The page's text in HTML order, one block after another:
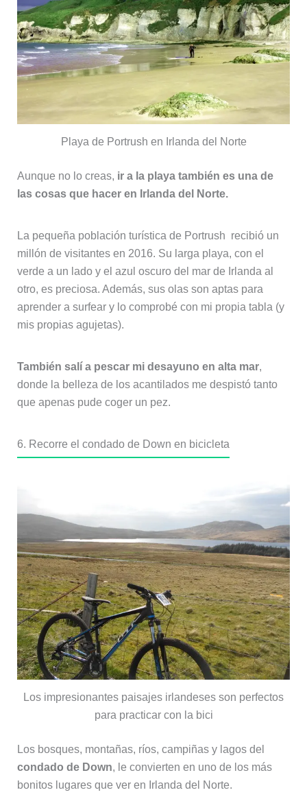
Playa de Portrush en Irlanda del Norte
Aunque no lo creas, ir a la playa también es una de
las cosas que hacer en Irlanda del Norte.
La pequeña población turística de Portrush recibió un
millón de visitantes en 2016. Su larga playa, con el
verde a un lado y el azul oscuro del mar de Irlanda al
otro, es preciosa. Además, sus olas son aptas para
aprender a surfear y lo comprobé con mi propia tabla (y
mis propias agujetas).
También salí a pescar mi desayuno en alta mar,
donde la belleza de los acantilados me despistó tanto
que apenas pude coger un pez.
6. Recorre el condado de Down en bicicleta
Los impresionantes paisajes irlandeses son perfectos
para practicar con la bici
Los bosques, montañas, ríos, campiñas y lagos del
condado de Down, le convierten en uno de los más
bonitos lugares que ver en Irlanda del Norte.